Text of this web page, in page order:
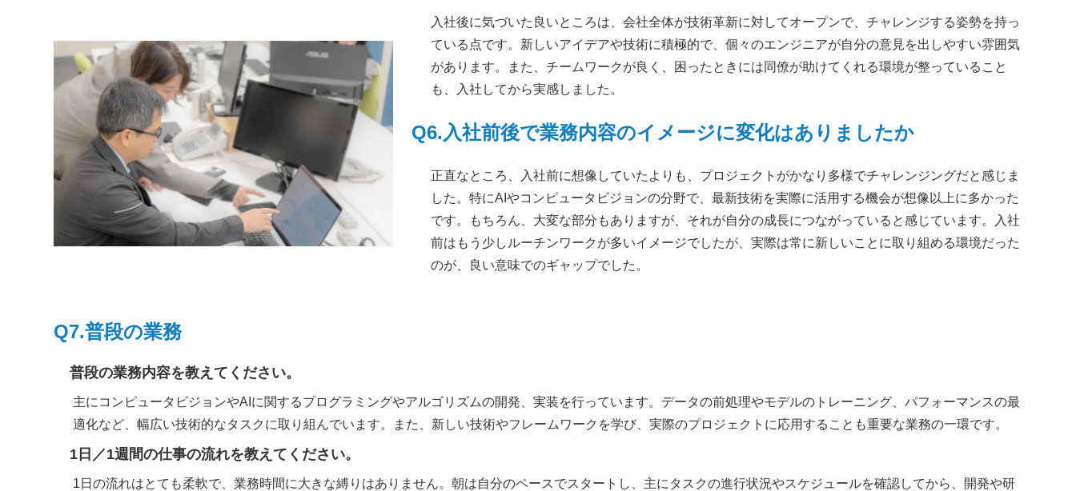
入社後に気づいた良いところは、会社全体が技術革新に対してオープンで、チャレンジする姿勢を持っ
ている点です。新しいアイデアや技術に積極的で、個々のエンジニアが自分の意見を出しやすい雰囲気
があります。また、チームワークが良く、困ったときには同僚が助けてくれる環境が整っていること
も、入社してから実感しました。
Q6.入社前後で業務内容のイメージに変化はありましたか
正直なところ、入社前に想像していたよりも、プロジェクトがかなり多様でチャレンジングだと感じま
した。特にAIやコンピュータビジョンの分野で、最新技術を実際に活用する機会が想像以上に多かった
です。もちろん、大変な部分もありますが、それが自分の成長につながっていると感じています。入社
前はもう少しルーチンワークが多いイメージでしたが、実際は常に新しいことに取り組める環境だった
のが、良い意味でのギャップでした。
Q7.普段の業務
普段の業務内容を教えてください。
主にコンピュータビジョンやAIに関するプログラミングやアルゴリズムの開発、実装を行っています。データの前処理やモデルのトレーニング、パフォーマンスの最
適化など、幅広い技術的なタスクに取り組んでいます。また、新しい技術やフレームワークを学び、実際のプロジェクトに応用することも重要な業務の一環です。
1日／1週間の仕事の流れを教えてください。
1日の流れはとても柔軟で、業務時間に大きな縛りはありません。朝は自分のペースでスタートし、主にタスクの進行状況やスケジュールを確認してから、開発や研